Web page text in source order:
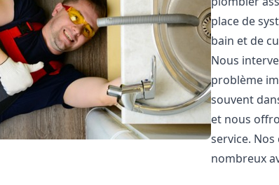
place de
bain et de
Nous
problème
souvent
et nous
service.
nombreux